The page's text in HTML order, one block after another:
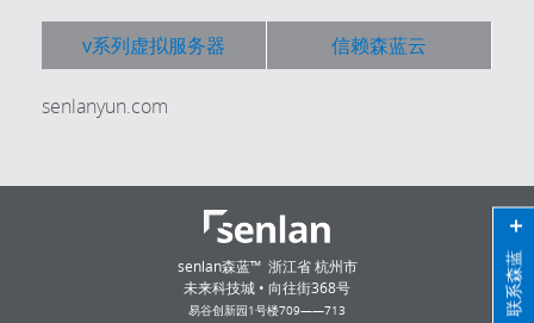
联系森蓝
v系列虚拟服务器 信赖森蓝云
senlanyun.com
senlan森蓝™ 浙江省 杭州市
未来科技城 • 向往街368号
易谷创新园1号楼709——713